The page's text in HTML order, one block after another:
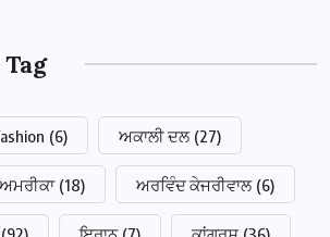
(6) ਅਕਾਲੀ ਦਲ (27)
ਅਮਰੀਕਾ (18) ਅਰਵਿੰਦ ਕੇਜਰੀਵਾਲ (6)